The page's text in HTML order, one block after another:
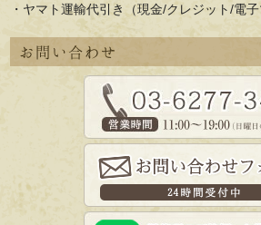
・ヤマト運輸代引き（現金/クレジット/電子
お問い合わせ